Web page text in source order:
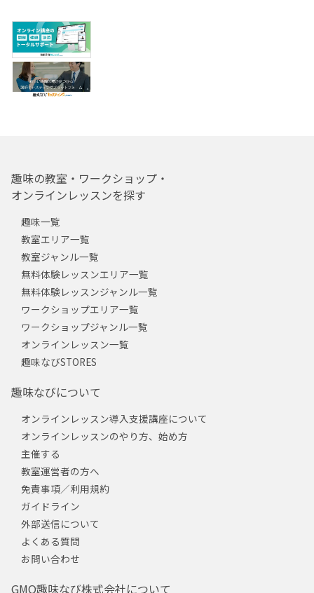
趣味の教室・ワークショップ・
オンラインレッスンを探す
趣味一覧
教室エリア一覧
教室ジャンル一覧
無料体験レッスンエリア一覧
無料体験レッスンジャンル一覧
ワークショップエリア一覧
ワークショップジャンル一覧
オンラインレッスン一覧
趣味なびSTORES
趣味なびについて
オンラインレッスン導入支援講座について
オンラインレッスンのやり方、始め方
主催する
教室運営者の方へ
免責事項／利用規約
ガイドライン
外部送信について
よくある質問
お問い合わせ
GMO趣味なび株式会社について